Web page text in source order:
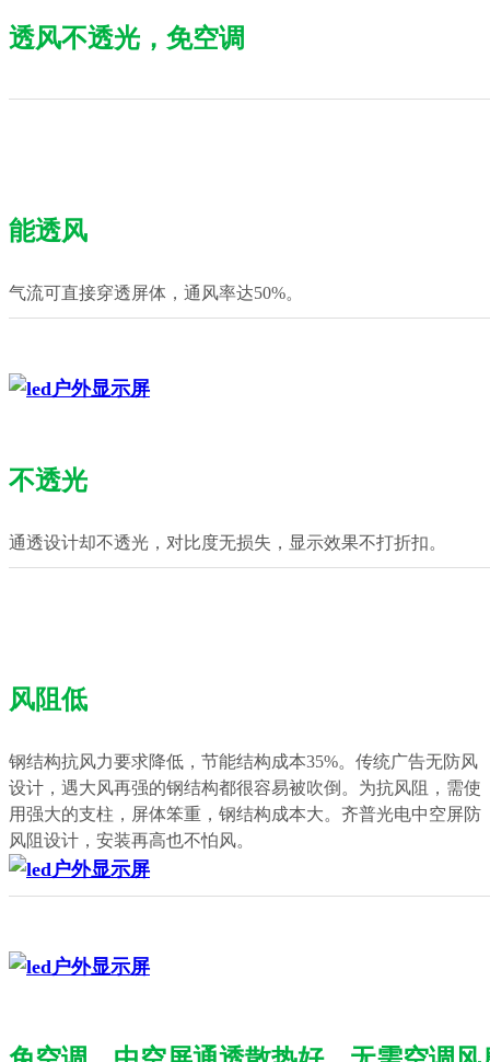
透风不透光，免空调
能透风
气流可直接穿透屏体，通风率达50%。
不透光
通透设计却不透光，对比度无损失，显示效果不打折扣。
风阻低
钢结构抗风力要求降低，节能结构成本35%。传统广告无防风
设计，遇大风再强的钢结构都很容易被吹倒。为抗风阻，需使
用强大的支柱，屏体笨重，钢结构成本大。齐普光电中空屏防
风阻设计，安装再高也不怕风。